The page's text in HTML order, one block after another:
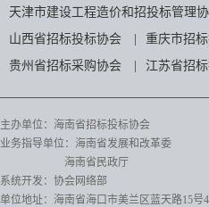
天津市建设工程造价和招投标管理
山西省招标投标协会
重庆市招
贵州省招标采购协会
江苏省招
主办单位：海南省招标投标协会
业务指导单位：海南省发展和改革委
海南省民政厅
系统开发：协会网络部
单位地址：海南省海口市美兰区蓝天路15